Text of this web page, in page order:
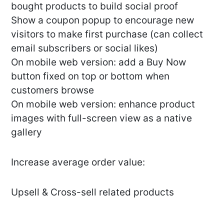
bought products to build social proof
Show a coupon popup to encourage new
visitors to make first purchase (can collect
email subscribers or social likes)
On mobile web version: add a Buy Now
button fixed on top or bottom when
customers browse
On mobile web version: enhance product
images with full-screen view as a native
gallery
Increase average order value:
Upsell & Cross-sell related products